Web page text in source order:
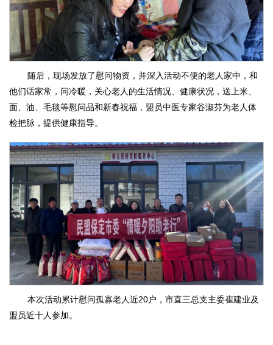
随后，现场发放了慰问物资，并深入活动不便的老人家中，和
他们话家常，问冷暖，关心老人的生活情况、健康状况，送上米、
面、油、毛毯等慰问品和新春祝福，盟员中医专家谷淑芬为老人体
检把脉，提供健康指导。
本次活动累计慰问孤寡老人近20户，市直三总支主委崔建业及
盟员近十人参加。